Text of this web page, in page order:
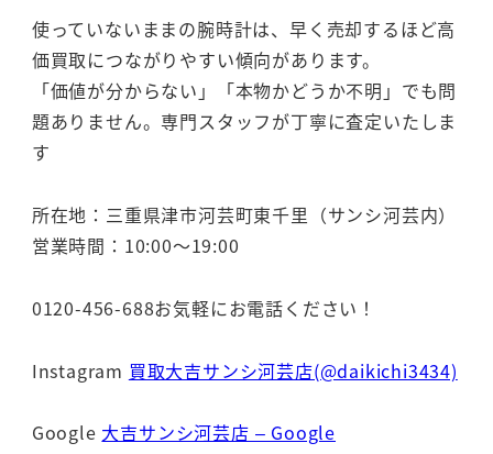
使っていないままの腕時計は、早く売却するほど高
価買取につながりやすい傾向があります。
「価値が分からない」「本物かどうか不明」でも問
題ありません。専門スタッフが丁寧に査定いたしま
す
所在地：三重県津市河芸町東千里（サンシ河芸内）
営業時間：10:00～19:00
0120-456-688お気軽にお電話ください！
Instagram 買取大吉サンシ河芸店(@daikichi3434)
Google 大吉サンシ河芸店 – Google